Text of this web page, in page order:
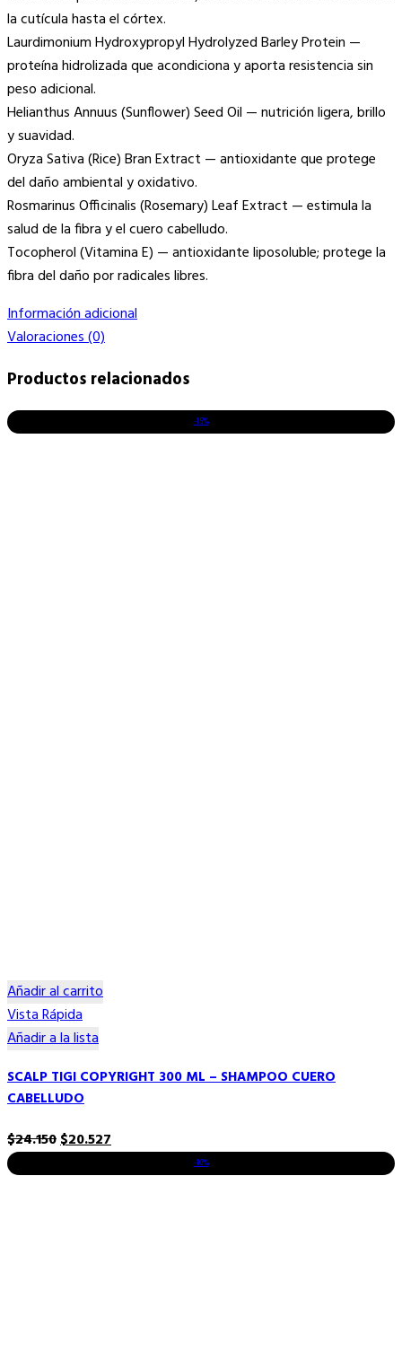
la cutícula hasta el córtex.
Laurdimonium Hydroxypropyl Hydrolyzed Barley Protein —
proteína hidrolizada que acondiciona y aporta resistencia sin
peso adicional.
Helianthus Annuus (Sunflower) Seed Oil — nutrición ligera, brillo
y suavidad.
Oryza Sativa (Rice) Bran Extract — antioxidante que protege
del daño ambiental y oxidativo.
Rosmarinus Officinalis (Rosemary) Leaf Extract — estimula la
salud de la fibra y el cuero cabelludo.
Tocopherol (Vitamina E) — antioxidante liposoluble; protege la
fibra del daño por radicales libres.
Información adicional
Valoraciones (0)
Productos relacionados
-15%
Añadir al carrito
Vista Rápida
Añadir a la lista
SCALP TIGI COPYRIGHT 300 ML – SHAMPOO CUERO
CABELLUDO
$24.150El
$20.527El
-10%